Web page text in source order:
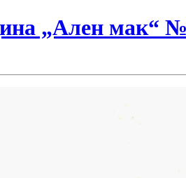
„Ален мак“